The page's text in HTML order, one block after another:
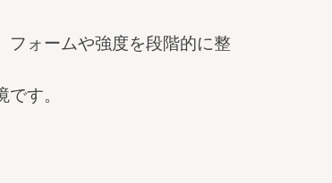
フォームや強度を段階的に整
す。